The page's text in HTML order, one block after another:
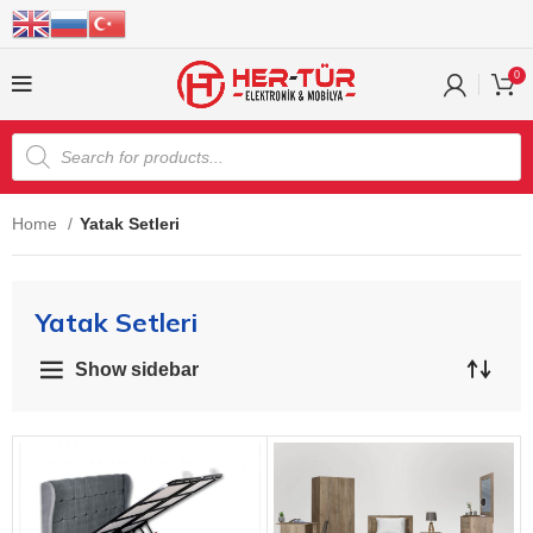
0
Home Yatak Setleri
Yatak Setleri
Show sidebar